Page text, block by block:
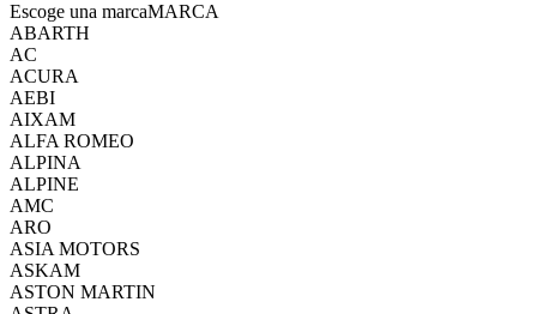
Escoge una marcaMARCA
ABARTH
AC
ACURA
AEBI
AIXAM
ALFA ROMEO
ALPINA
ALPINE
AMC
ARO
ASIA MOTORS
ASKAM
ASTON MARTIN